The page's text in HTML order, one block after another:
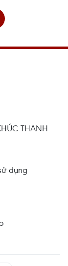
THANH
dụng